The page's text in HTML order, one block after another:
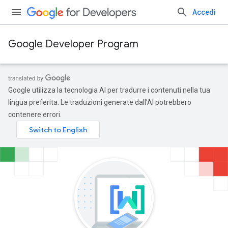
Accedi
Google Developer Program
Google utilizza la tecnologia AI per tradurre i contenuti nella tua
lingua preferita. Le traduzioni generate dall'AI potrebbero
contenere errori.